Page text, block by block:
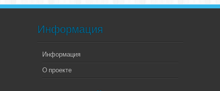
Информация
Информация
О проекте